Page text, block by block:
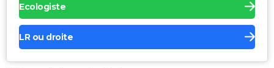
Ecologiste
LR ou droite